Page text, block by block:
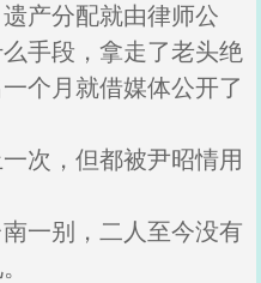
产分配就由律师公
手段，拿走了老头绝
个月就借媒体公开了
次，但都被尹昭情用
一别，二人至今没有